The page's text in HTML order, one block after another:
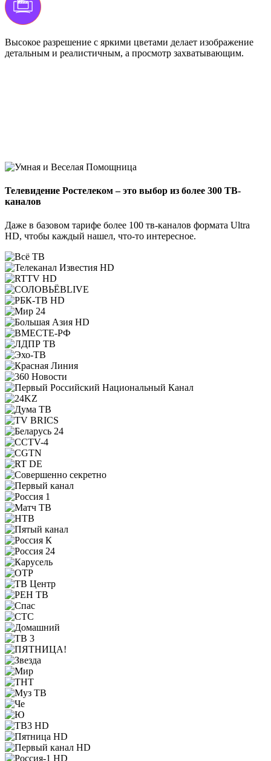
Высокое разрешение с яркими цветами делает изображение
детальным и реалистичным, а просмотр захватывающим.
Телевидение Ростелеком – это выбор из более 300 ТВ-
каналов
Даже в базовом тарифе более 100 тв-каналов формата Ultra
HD, чтобы каждый нашел, что-то интересное.